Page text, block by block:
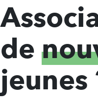
de
jeunes